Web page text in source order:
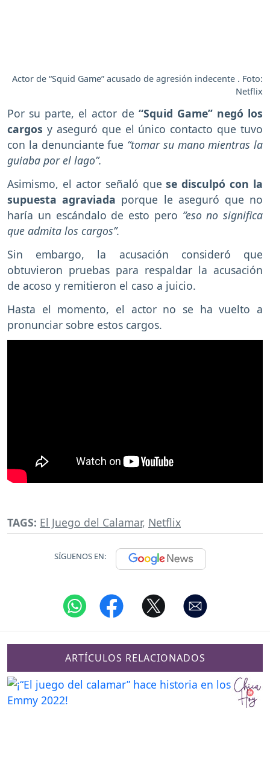
Actor de “Squid Game” acusado de agresión indecente . Foto:
Netflix
Por su parte, el actor de “Squid Game” negó los
cargos y aseguró que el único contacto que tuvo
con la denunciante fue “tomar su mano mientras la
guiaba por el lago”.
Asimismo, el actor señaló quese disculpó con la
supuesta agraviada porque le aseguró que no
haría un escándalo de esto pero “eso no significa
que admita los cargos”.
Sin embargo, la acusación consideró que
obtuvieron pruebas para respaldar la acusación
de acoso y remitieron el caso a juicio.
Hasta el momento, el actor no se ha vuelto a
pronunciar sobre estos cargos.
TAGS: El Juego del Calamar, Netflix
SÍGUENOS EN:
ARTÍCULOS RELACIONADOS